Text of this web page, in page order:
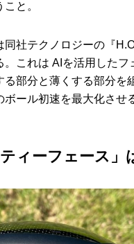
と。
同社テクノロジーの『
。これは AIを活用したフ
る部分と薄くする部分を
ール初速を最大化させ
ィーフェース」